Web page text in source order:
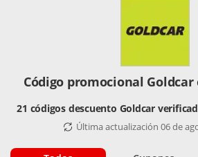
Código promocional Goldcar
21 códigos descuento Goldcar
Última actualización 06 de